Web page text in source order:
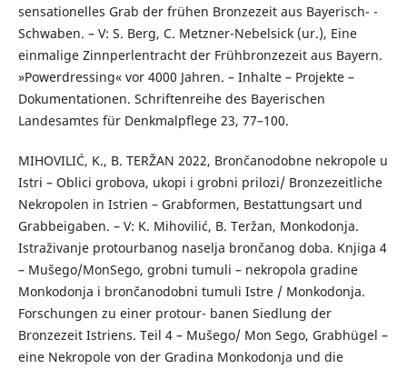
sensationelles Grab der frühen Bronzezeit aus Bayerisch- -
Schwaben. – V: S. Berg, C. Metzner-Nebelsick (ur.), Eine
einmalige Zinnperlentracht der Frühbronzezeit aus Bayern.
»Powerdressing« vor 4000 Jahren. – Inhalte – Projekte –
Dokumentationen. Schriftenreihe des Bayerischen
Landesamtes für Denkmalpflege 23, 77–100.
MIHOVILIĆ, K., B. TERŽAN 2022, Brončanodobne nekropole u
Istri – Oblici grobova, ukopi i grobni prilozi/ Bronzezeitliche
Nekropolen in Istrien – Grabformen, Bestattungsart und
Grabbeigaben. – V: K. Mihovilić, B. Teržan, Monkodonja.
Istraživanje protourbanog naselja brončanog doba. Knjiga 4
– Mušego/MonSego, grobni tumuli – nekropola gradine
Monkodonja i brončanodobni tumuli Istre / Monkodonja.
Forschungen zu einer protour- banen Siedlung der
Bronzezeit Istriens. Teil 4 – Mušego/ Mon Sego, Grabhügel –
eine Nekropole von der Gradina Monkodonja und die